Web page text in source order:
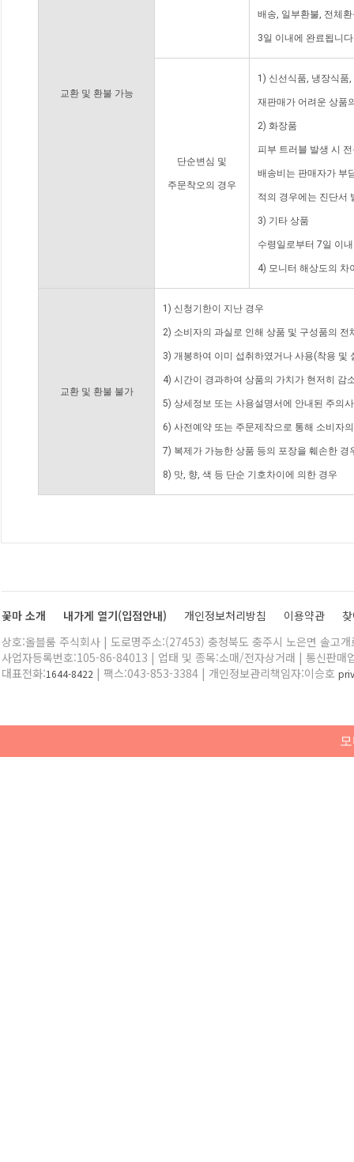
교환 및 환불 가능
배송, 일부환불, 전체
3일 이내에 완료됩니
단순변심 및
주문착오의 경우
1) 신선식품, 냉장식품
재판매가 어려운 상품
2) 화장품
피부 트러블 발생 시
배송비는 판매자가 부
적의 경우에는 진단서
3) 기타 상품
수령일로부터 7일 이
4) 모니터 해상도의 차
교환 및 환불 불가
1) 신청기한이 지난 경우
2) 소비자의 과실로 인해 상품 및 구성품의
3) 개봉하여 이미 섭취하였거나 사용(착용 및
4) 시간이 경과하여 상품의 가치가 현저히 감
5) 상세정보 또는 사용설명서에 안내된 주의
6) 사전예약 또는 주문제작으로 통해 소비자
7) 복제가 가능한 상품 등의 포장을 훼손한 경
8) 맛, 향, 색 등 단순 기호차이에 의한 경우
꽃마 소개 내가게 열기(입점안내) 개인정보처리방침 이용약관
상호:올블룸 주식회사 | 도로명주소:(27453) 충청북도 충주시 노은면 솔고
사업자등록번호:105-86-84013 | 업태 및 종목:소매/전자상거래 | 통신판매
대표전화:1644-8422 | 팩스:043-853-3384 | 개인정보관리책임자:이승호